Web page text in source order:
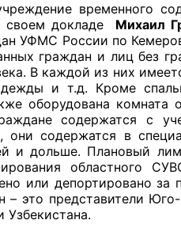
временного
своем докладе Михаил
УФМС России по
граждан и лиц без
В каждой из них
и т.д. Кроме
оборудована комната
содержатся с
содержатся в
дольше. Плановый
областного
или депортировано за
это представители